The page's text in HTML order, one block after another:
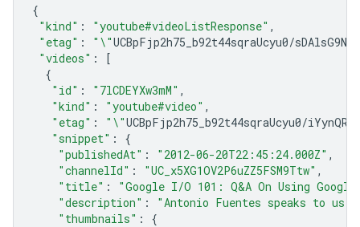
{
"kind" : "youtube#videoListResponse" ,
"etag" : "\"UCBpFjp2h75_b92t44sqraUcyu0/
"videos" :
[
{
"id" : "7lCDEYXw3mM" ,
"kind" : "youtube#video" ,
"etag" : "\"UCBpFjp2h75_b92t44sqraUcyu0/
"snippet" :
{
"publishedAt" : "2012-06-20T22:45:24.000Z" ,
"channelId" : "UC_x5XG1OV2P6uZZ5FSM9Ttw" ,
"title" :
"Google I/O 101: Q&A On Using
"description" :
"Antonio Fuentes speaks to us
"thumbnails" : {